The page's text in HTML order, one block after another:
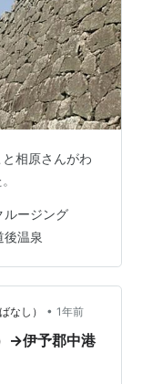
相原さんがわ
ルージング
後温泉
なし） • 1年前
→伊予郡中港